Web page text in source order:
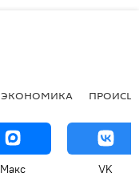
ЭКОНОМИКА
Макс VK